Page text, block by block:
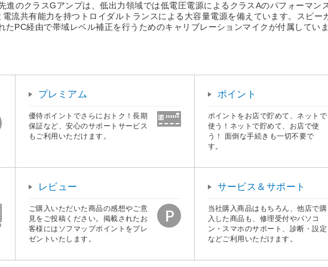
のクラスGアンプは、低出力領域では低電圧電源によるクラスAのパフォーマン
流共有能力を持つトロイダルトランスによる大容量電源を備えています。スピ
PC経由で帯域レベル補正を行うためのキャリブレーションマイクが付属していま
プレミアム
優待ポイントでさらにおトク！長期
保証など、安心のサポートサービス
もご利用いただけます。
ポイント
ポイントをお店で貯めて、ネットで
使う！ネットで貯めて、お店で使
う！ 面倒な手続きも一切不要で
す。
レビュー
ご購入いただいた商品の感想やご意
見をご投稿ください。掲載されたお
客様にはソフマップポイントをプレ
ゼントいたします。
サービス＆サポート
当社購入商品はもちろん、他店で購
入した商品も、修理受付やパソコ
ン・スマホのサポート、診断・設定
などご利用いただけます。